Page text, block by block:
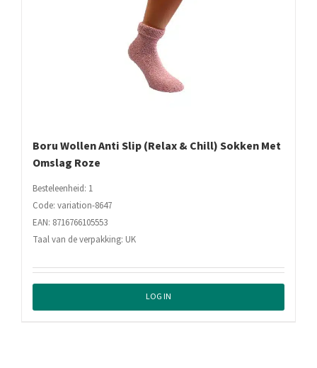
Boru Wollen Anti Slip (Relax & Chill) Sokken Met
Omslag Roze
Besteleenheid: 1
Code: variation-8647
EAN: 8716766105553
Taal van de verpakking: UK
LOG IN